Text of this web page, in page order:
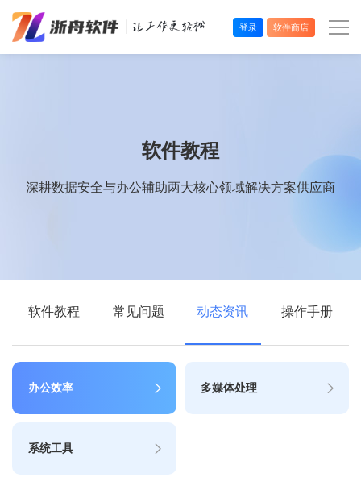
登录 软件商店
软件教程
深耕数据安全与办公辅助两大核心领域解决方案供应商
软件教程 常见问题 动态资讯 操作手册
办公效率 多媒体处理
系统工具